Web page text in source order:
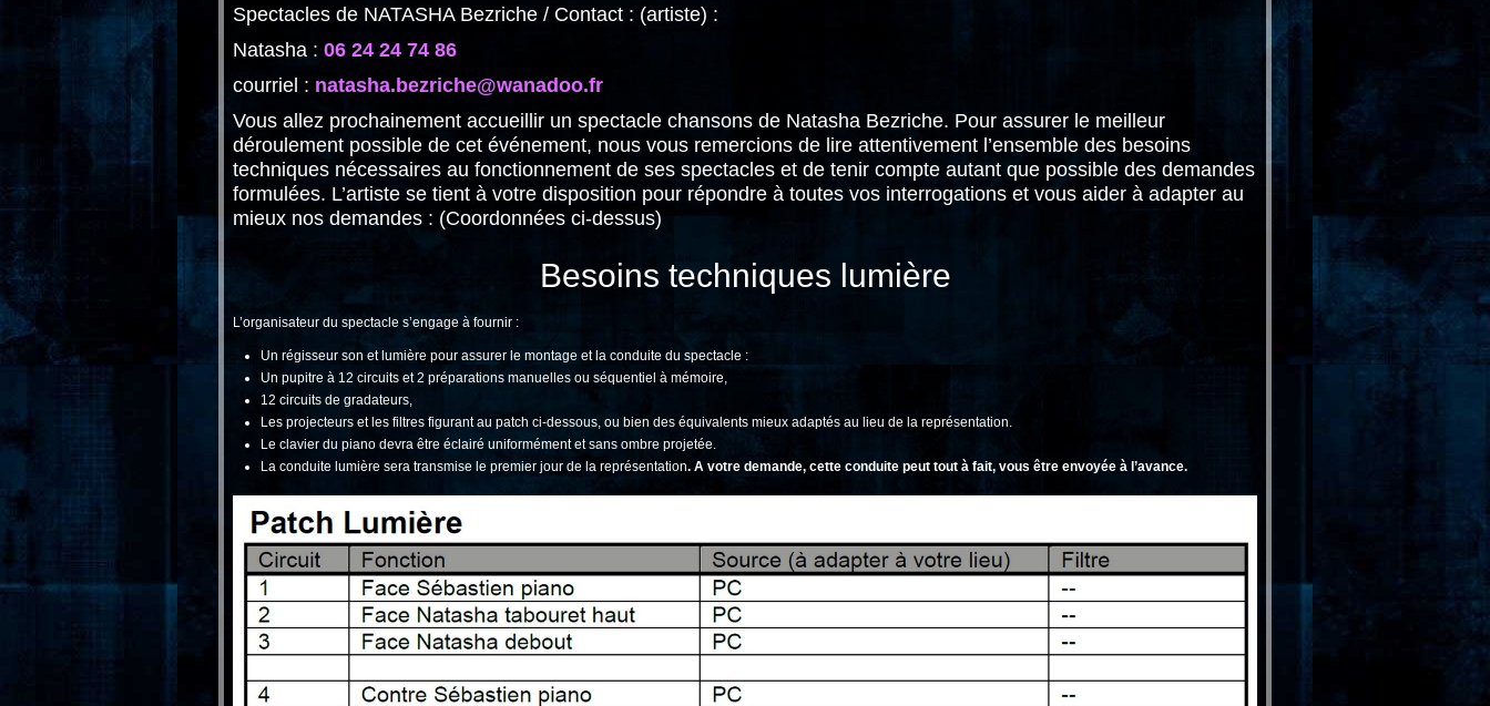
Spectacles de NATASHA Bezriche / Contact : (artiste) :
Natasha : 06 24 24 74 86
courriel : natasha.bezriche@wanadoo.fr
Vous allez prochainement accueillir un spectacle chansons de Natasha Bezriche. Pour assurer le meilleur
déroulement possible de cet événement, nous vous remercions de lire attentivement l’ensemble des besoins
techniques nécessaires au fonctionnement de ses spectacles et de tenir compte autant que possible des demandes
formulées. L’artiste se tient à votre disposition pour répondre à toutes vos interrogations et vous aider à adapter au
mieux nos demandes : (Coordonnées ci-dessus)
Besoins techniques lumière
L’organisateur du spectacle s’engage à fournir :
Un régisseur son et lumière pour assurer le montage et la conduite du spectacle :
Un pupitre à 12 circuits et 2 préparations manuelles ou séquentiel à mémoire,
12 circuits de gradateurs,
Les projecteurs et les filtres figurant au patch ci-dessous, ou bien des équivalents mieux adaptés au lieu de la représentation.
Le clavier du piano devra être éclairé uniformément et sans ombre projetée.
La conduite lumière sera transmise le premier jour de la représentation. A votre demande, cette conduite peut tout à fait, vous être envoyée à l’avance.